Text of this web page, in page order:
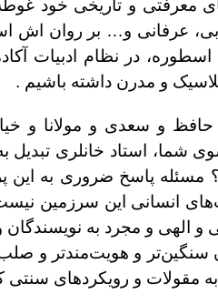
معرفتی و تاریخی خود
عرفانی و… بر روان اش
در نظام ادبیات
و مدرن داشته باشیم .
حافظ و سعدی و مولانا و
استاد خانلری تبدیل به
مسئله پاسخ ضروری به
انسانی این سرزمین
و الهی و مجرد به
سنگین‌تر و هویت‌مندتر و
و رویکردهای سنتی